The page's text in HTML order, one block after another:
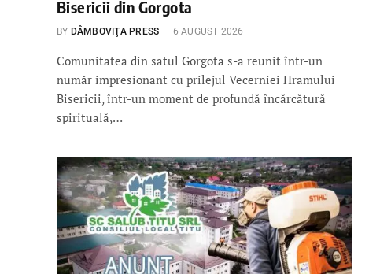
Bisericii din Gorgota
BY DÂMBOVIŢA PRESS 6 AUGUST 2026
Comunitatea din satul Gorgota s-a reunit într-un
număr impresionant cu prilejul Vecerniei Hramului
Bisericii, într-un moment de profundă încărcătură
spirituală,…